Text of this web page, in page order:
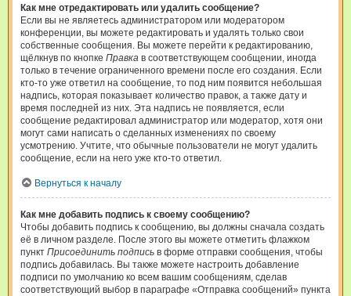
Как мне отредактировать или удалить сообщение?
Если вы не являетесь администратором или модератором
конференции, вы можете редактировать и удалять только свои
собственные сообщения. Вы можете перейти к редактированию,
щёлкнув по кнопке Правка в соответствующем сообщении, иногда
только в течение ограниченного времени после его создания. Если
кто-то уже ответил на сообщение, то под ним появится небольшая
надпись, которая показывает количество правок, а также дату и
время последней из них. Эта надпись не появляется, если
сообщение редактировал администратор или модератор, хотя они
могут сами написать о сделанных изменениях по своему
усмотрению. Учтите, что обычные пользователи не могут удалить
сообщение, если на него уже кто-то ответил.
Вернуться к началу
Как мне добавить подпись к своему сообщению?
Чтобы добавить подпись к сообщению, вы должны сначала создать
её в личном разделе. После этого вы можете отметить флажком
пункт Присоединить подпись в форме отправки сообщения, чтобы
подпись добавилась. Вы также можете настроить добавление
подписи по умолчанию ко всем вашим сообщениям, сделав
соответствующий выбор в параграфе «Отправка сообщений» пункта